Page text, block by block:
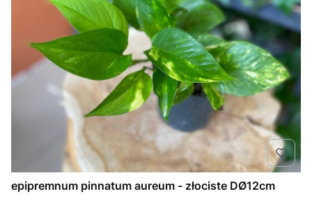
epipremnum pinnatum aureum - złociste DØ12cm